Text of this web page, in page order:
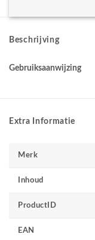
Beschrijving
Gebruiksaanwijzing
Extra Informatie
Merk
Inhoud
ProductID
EAN